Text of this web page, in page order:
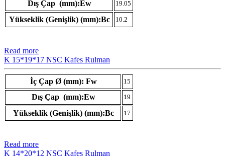
Dış Çap (mm):Ew 19.05
Yükseklik (Genişlik) (mm):Bc 10.2
Read more
K 15*19*17 NSC Kafes Rulman
İç Çap Ø (mm): Fw 15
Dış Çap (mm):Ew 19
Yükseklik (Genişlik) (mm):Bc 17
Read more
K 14*20*12 NSC Kafes Rulman